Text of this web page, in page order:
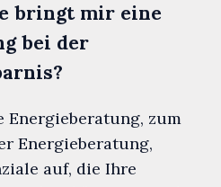
bringt mir eine
bei der
Energieberatung, zum
Energieberatung,
auf, die Ihre